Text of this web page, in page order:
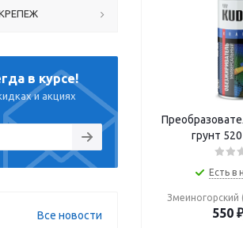
грунт
Есть в
Змеиногорский
550 ₽
в курсе!
и акциях
Все новости